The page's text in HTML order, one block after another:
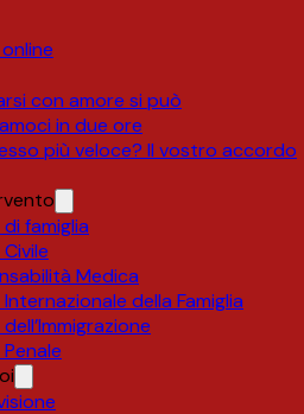
con amore si può
in due ore
più veloce? Il vostro accordo
famiglia
Medica
della Famiglia